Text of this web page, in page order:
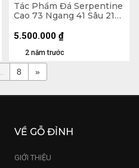
Tác Phẩm Đá Serpentine
Cao 73 Ngang 41 Sâu 21
2 năm trước
5.500.000 ₫
8 »
VỀ GỖ ĐỈNH
GIỚI THIỆU